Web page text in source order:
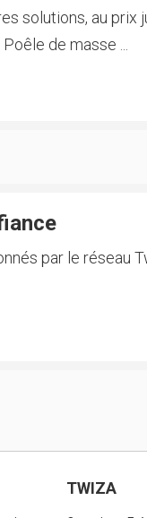
solutions, au prix
de masse ...
par le réseau
TWIZA